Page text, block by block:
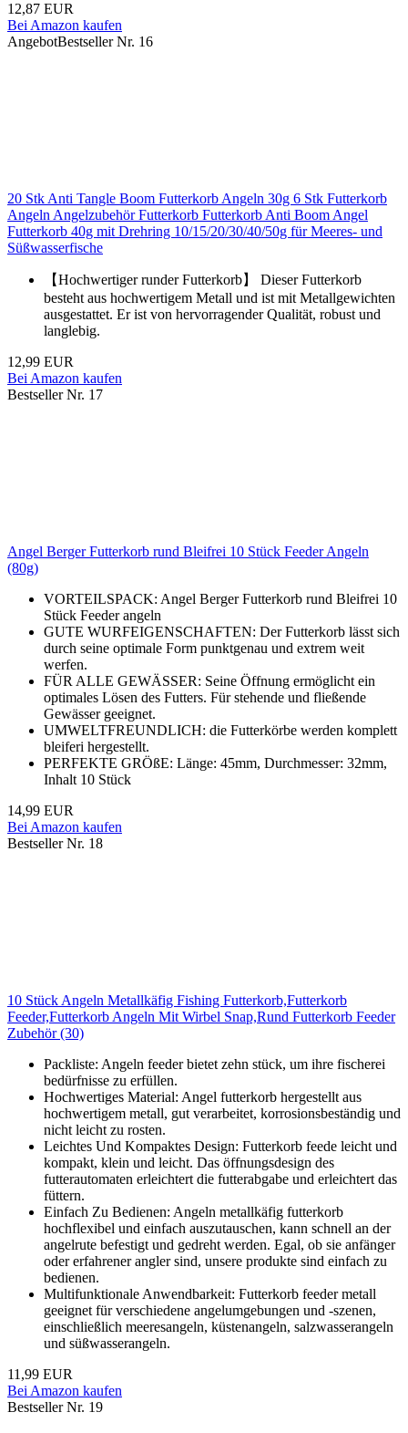
12,87 EUR
Bei Amazon kaufen
AngebotBestseller Nr. 16
20 Stk Anti Tangle Boom Futterkorb Angeln 30g 6 Stk Futterkorb
Angeln Angelzubehör Futterkorb Futterkorb Anti Boom Angel
Futterkorb 40g mit Drehring 10/15/20/30/40/50g für Meeres- und
Süßwasserfische
【Hochwertiger runder Futterkorb】 Dieser Futterkorb
besteht aus hochwertigem Metall und ist mit Metallgewichten
ausgestattet. Er ist von hervorragender Qualität, robust und
langlebig.
12,99 EUR
Bei Amazon kaufen
Bestseller Nr. 17
Angel Berger Futterkorb rund Bleifrei 10 Stück Feeder Angeln
(80g)
VORTEILSPACK: Angel Berger Futterkorb rund Bleifrei 10
Stück Feeder angeln
GUTE WURFEIGENSCHAFTEN: Der Futterkorb lässt sich
durch seine optimale Form punktgenau und extrem weit
werfen.
FÜR ALLE GEWÄSSER: Seine Öffnung ermöglicht ein
optimales Lösen des Futters. Für stehende und fließende
Gewässer geeignet.
UMWELTFREUNDLICH: die Futterkörbe werden komplett
bleiferi hergestellt.
PERFEKTE GRÖßE: Länge: 45mm, Durchmesser: 32mm,
Inhalt 10 Stück
14,99 EUR
Bei Amazon kaufen
Bestseller Nr. 18
10 Stück Angeln Metallkäfig Fishing Futterkorb,Futterkorb
Feeder,Futterkorb Angeln Mit Wirbel Snap,Rund Futterkorb Feeder
Zubehör (30)
Packliste: Angeln feeder bietet zehn stück, um ihre fischerei
bedürfnisse zu erfüllen.
Hochwertiges Material: Angel futterkorb hergestellt aus
hochwertigem metall, gut verarbeitet, korrosionsbeständig und
nicht leicht zu rosten.
Leichtes Und Kompaktes Design: Futterkorb feede leicht und
kompakt, klein und leicht. Das öffnungsdesign des
futterautomaten erleichtert die futterabgabe und erleichtert das
füttern.
Einfach Zu Bedienen: Angeln metallkäfig futterkorb
hochflexibel und einfach auszutauschen, kann schnell an der
angelrute befestigt und gedreht werden. Egal, ob sie anfänger
oder erfahrener angler sind, unsere produkte sind einfach zu
bedienen.
Multifunktionale Anwendbarkeit: Futterkorb feeder metall
geeignet für verschiedene angelumgebungen und -szenen,
einschließlich meeresangeln, küstenangeln, salzwasserangeln
und süßwasserangeln.
11,99 EUR
Bei Amazon kaufen
Bestseller Nr. 19